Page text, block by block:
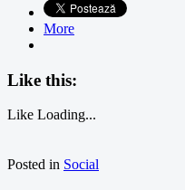
More
Like this:
Like Loading...
Posted in Social